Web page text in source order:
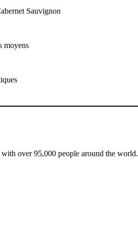
Sauvignon
moyens
over 95,000 people around the world.